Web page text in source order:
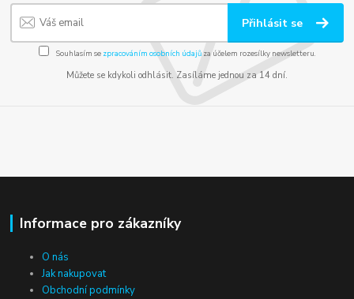
Přihlásit se
Souhlasím se zpracováním osobních údajůza účelem rozesílky newsletteru.
Můžete se kdykoli odhlásit. Zasíláme jednou za 14 dní.
Informace pro zákazníky
O nás
Jak nakupovat
Obchodní podmínky